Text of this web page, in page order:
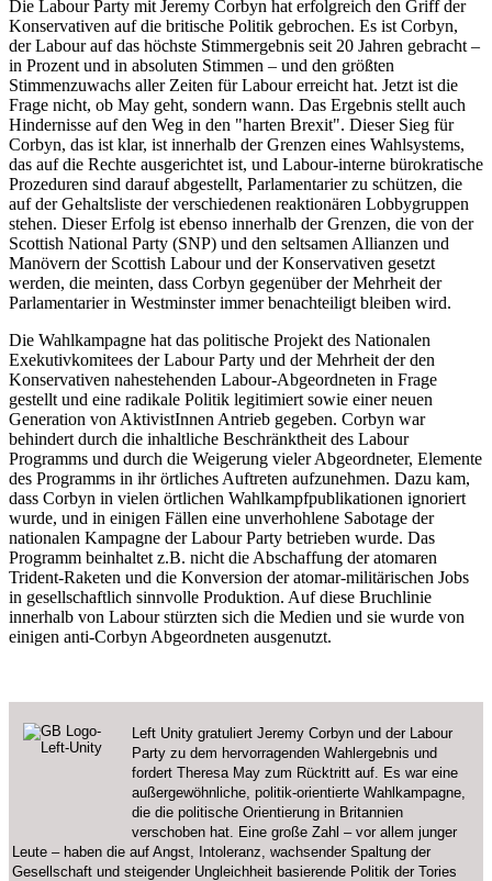
Die Labour Party mit Jeremy Corbyn hat erfolgreich den Griff der
Konservativen auf die britische Politik gebrochen. Es ist Corbyn,
der Labour auf das höchste Stimmergebnis seit 20 Jahren gebracht –
in Prozent und in absoluten Stimmen – und den größten
Stimmenzuwachs aller Zeiten für Labour erreicht hat. Jetzt ist die
Frage nicht, ob May geht, sondern wann. Das Ergebnis stellt auch
Hindernisse auf den Weg in den "harten Brexit". Dieser Sieg für
Corbyn, das ist klar, ist innerhalb der Grenzen eines Wahlsystems,
das auf die Rechte ausgerichtet ist, und Labour-interne bürokratische
Prozeduren sind darauf abgestellt, Parlamentarier zu schützen, die
auf der Gehaltsliste der verschiedenen reaktionären Lobbygruppen
stehen. Dieser Erfolg ist ebenso innerhalb der Grenzen, die von der
Scottish National Party (SNP) und den seltsamen Allianzen und
Manövern der Scottish Labour und der Konservativen gesetzt
werden, die meinten, dass Corbyn gegenüber der Mehrheit der
Parlamentarier in Westminster immer benachteiligt bleiben wird.
Die Wahlkampagne hat das politische Projekt des Nationalen
Exekutivkomitees der Labour Party und der Mehrheit der den
Konservativen nahestehenden Labour-Abgeordneten in Frage
gestellt und eine radikale Politik legitimiert sowie einer neuen
Generation von AktivistInnen Antrieb gegeben. Corbyn war
behindert durch die inhaltliche Beschränktheit des Labour
Programms und durch die Weigerung vieler Abgeordneter, Elemente
des Programms in ihr örtliches Auftreten aufzunehmen. Dazu kam,
dass Corbyn in vielen örtlichen Wahlkampfpublikationen ignoriert
wurde, und in einigen Fällen eine unverhohlene Sabotage der
nationalen Kampagne der Labour Party betrieben wurde. Das
Programm beinhaltet z.B. nicht die Abschaffung der atomaren
Trident-Raketen und die Konversion der atomar-militärischen Jobs
in gesellschaftlich sinnvolle Produktion. Auf diese Bruchlinie
innerhalb von Labour stürzten sich die Medien und sie wurde von
einigen anti-Corbyn Abgeordneten ausgenutzt.
Left Unity gratuliert Jeremy Corbyn und der Labour
Party zu dem hervorragenden Wahlergebnis und
fordert Theresa May zum Rücktritt auf. Es war eine
außergewöhnliche, politik-orientierte Wahlkampagne,
die die politische Orientierung in Britannien
verschoben hat. Eine große Zahl – vor allem junger
Leute – haben die auf Angst, Intoleranz, wachsender Spaltung der
Gesellschaft und steigender Ungleichheit basierende Politik der Tories